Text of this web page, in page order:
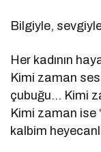
Bilgiyle,
Her kadının
Kimi zaman
çubuğu… Kimi
Kimi zaman ise
kalbim